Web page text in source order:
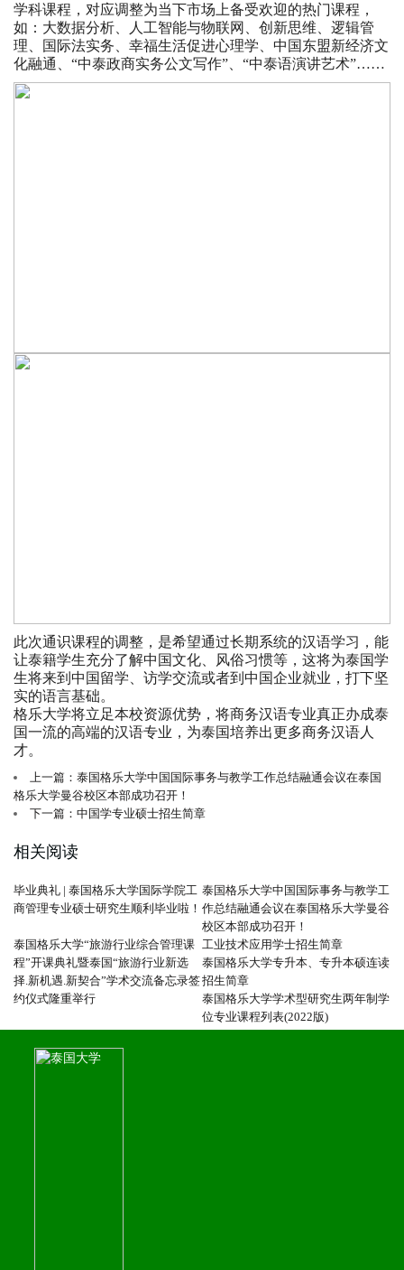
学科课程，对应调整为当下市场上备受欢迎的热门课程，
如：大数据分析、人工智能与物联网、创新思维、逻辑管
理、国际法实务、幸福生活促进心理学、中国东盟新经济文
化融通、“中泰政商实务公文写作”、“中泰语演讲艺术”……
此次通识课程的调整，是希望通过长期系统的汉语学习，能
让泰籍学生充分了解中国文化、风俗习惯等，这将为泰国学
生将来到中国留学、访学交流或者到中国企业就业，打下坚
实的语言基础。
格乐大学将立足本校资源优势，将商务汉语专业真正办成泰
国一流的高端的汉语专业，为泰国培养出更多商务汉语人
才。
上一篇：泰国格乐大学中国国际事务与教学工作总结融通会议在泰国
格乐大学曼谷校区本部成功召开！
下一篇：中国学专业硕士招生简章
相关阅读
毕业典礼 | 泰国格乐大学国际学院工
商管理专业硕士研究生顺利毕业啦！
泰国格乐大学中国国际事务与教学工
作总结融通会议在泰国格乐大学曼谷
校区本部成功召开！
泰国格乐大学“旅游行业综合管理课
程”开课典礼暨泰国“旅游行业新选
择.新机遇.新契合”学术交流备忘录签
约仪式隆重举行
工业技术应用学士招生简章
泰国格乐大学专升本、专升本硕连读
招生简章
泰国格乐大学学术型研究生两年制学
位专业课程列表(2022版)